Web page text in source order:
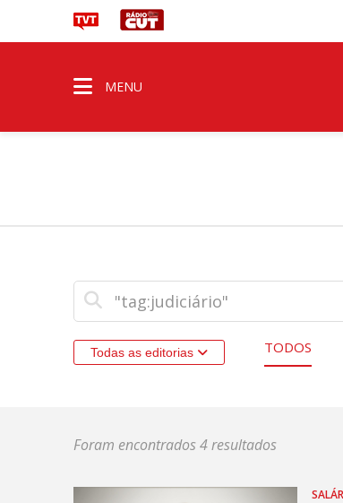
MENU
Todas as editorias TODOS
Foram encontrados 4 resultados